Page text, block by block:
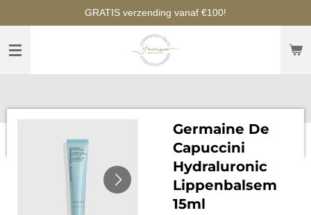
naar
hoofdinhoud
GRATIS verzending vanaf €100!
Germaine De
Capuccini
Hydraluronic
Lippenbalsem
15ml